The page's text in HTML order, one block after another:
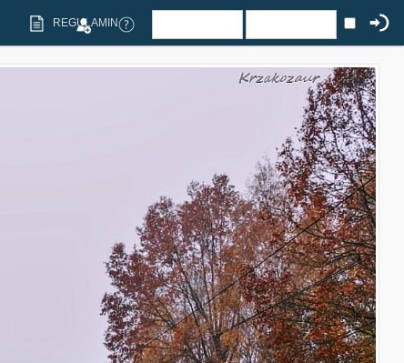
REGULAMIN